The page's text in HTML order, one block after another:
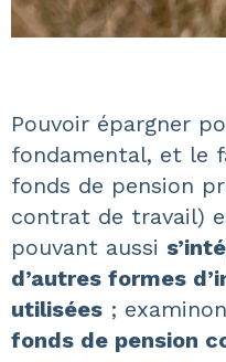
Pouvoir épargner
fondamental, et le
fonds de pension
contrat de travail)
pouvant aussi
d’autres formes
utilisées ;
fonds de pension